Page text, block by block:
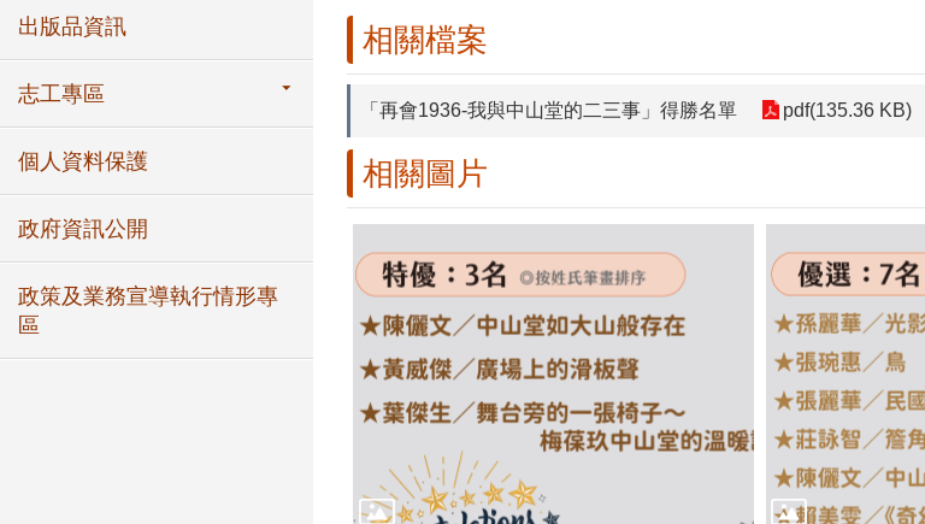
出版品資訊
志工專區
個人資料保護
政府資訊公開
政策及業務宣導執行情形專
區
相關檔案
「再會1936-我與中山堂的二三事」得勝名單 pdf(135.36 KB)
相關圖片